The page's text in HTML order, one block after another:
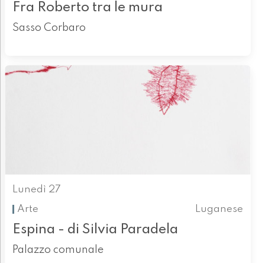
Fra Roberto tra le mura
Sasso Corbaro
Lunedì 27
Arte
Luganese
Espina - di Silvia Paradela
Palazzo comunale